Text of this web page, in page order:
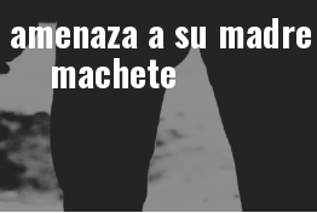
a su
machete